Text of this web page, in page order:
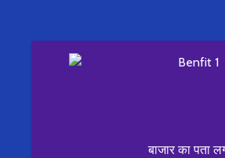
बाजार का पता